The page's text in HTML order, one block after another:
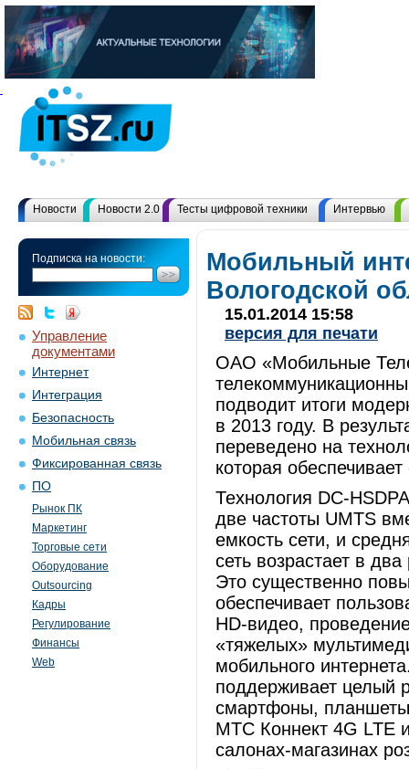
Новости Новости 2.0 Тесты цифровой техники Интервью
Подписка на новости:
Управление
документами
Интернет
Интеграция
Безопасность
Мобильная связь
Фиксированная связь
ПО
Рынок ПК
Маркетинг
Торговые сети
Оборудование
Outsourcing
Кадры
Регулирование
Финансы
Web
Мобильный
Вологодской
15.01.2014 15:58
версия для печати
ОАО «Мобильные
подводит итоги
в 2013 году. В
переведено на
которая
Технология DC-
две частоты UMTS
емкость сети, и
сеть возрастает в
Это существенно
обеспечивает
HD-видео,
«тяжелых»
мобильного
поддерживает целый
смартфоны,
МТС Коннект 4G LTE
салонах-магазинах